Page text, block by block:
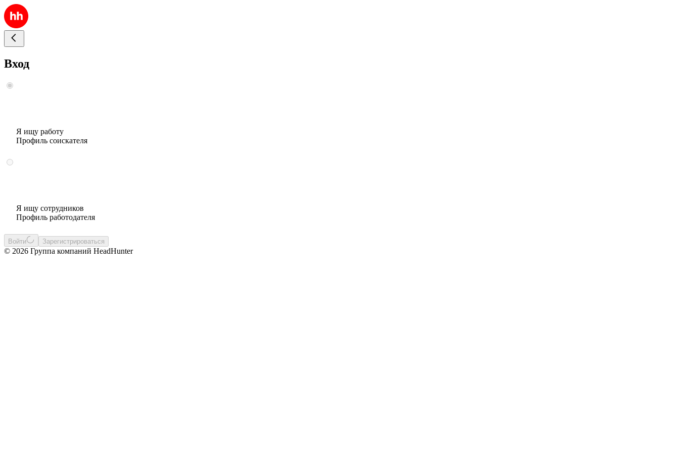
Вход
Я ищу работу
Профиль соискателя
Я ищу сотрудников
Профиль работодателя
Войти Зарегистрироваться
© 2026 Группа компаний HeadHunter